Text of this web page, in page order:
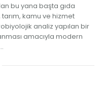
bu yana başta gıda
kamu ve hizmet
analiz yapılan bir
amacıyla modern